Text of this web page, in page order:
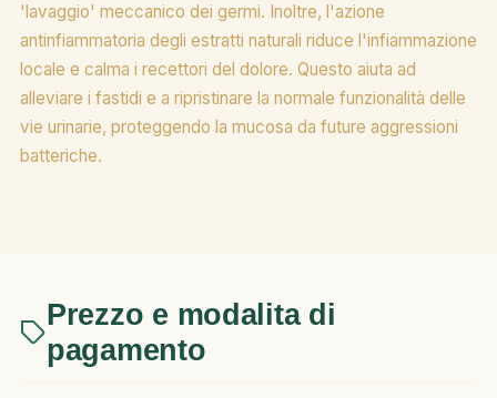
'lavaggio' meccanico dei germi. Inoltre, l'azione
antinfiammatoria degli estratti naturali riduce l'infiammazione
locale e calma i recettori del dolore. Questo aiuta ad
alleviare i fastidi e a ripristinare la normale funzionalità delle
vie urinarie, proteggendo la mucosa da future aggressioni
batteriche.
Prezzo e modalita di
pagamento